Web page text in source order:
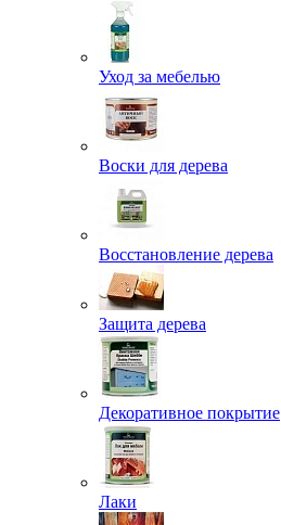
Уход за мебелью
Воски для дерева
Восстановление дерева
Защита дерева
Декоративное покрытие
Лаки